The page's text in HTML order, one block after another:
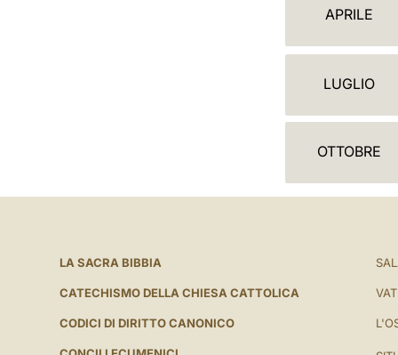
N
A
I
APRILE
LUGLIO
OTTOBRE
LA SACRA BIBBIA
CATECHISMO DELLA CHIESA CATTOLICA
CODICI DI DIRITTO CANONICO